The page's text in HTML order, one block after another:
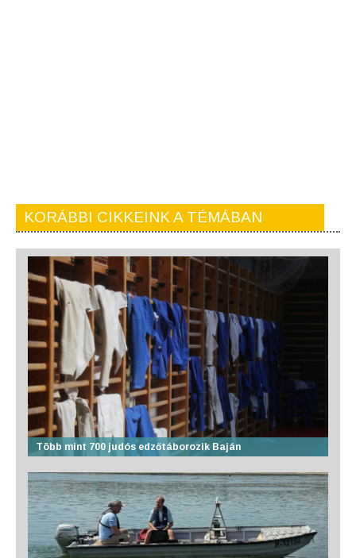
KORÁBBI CIKKEINK A TÉMÁBAN
Több mint 700 judós edzőtáborozik Baján